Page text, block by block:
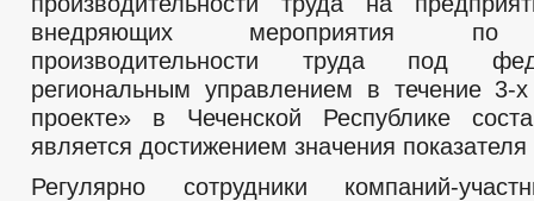
внедряющих мероприятия по
производительности труда под
региональным управлением в течение 3-
проекте» в Чеченской Республике
является достижением значения показателя
Регулярно сотрудники компаний-